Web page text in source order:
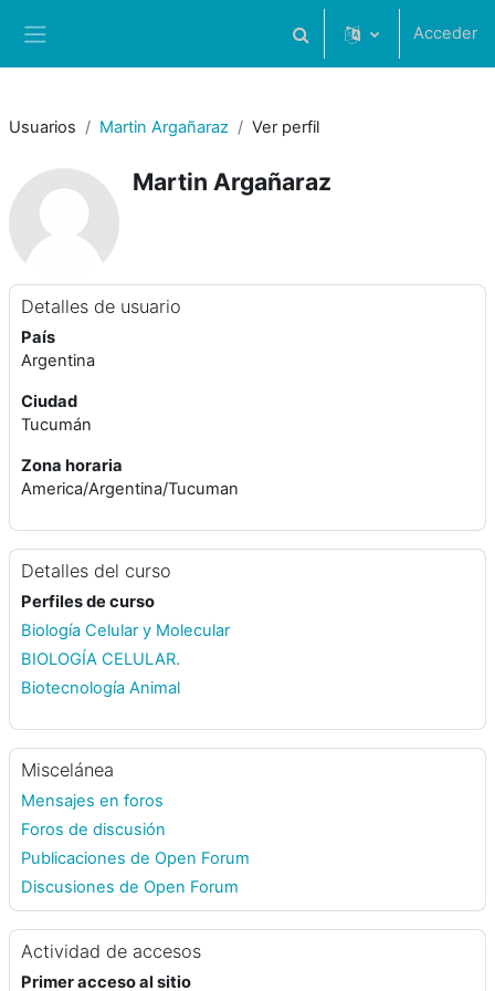
Selector de búsqueda de
Acceder
Usuarios Martin Argañaraz Ver perfil
Martin Argañaraz
Detalles de usuario
País
Argentina
Ciudad
Tucumán
Zona horaria
America/Argentina/Tucuman
Detalles del curso
Perfiles de curso
Biología Celular y Molecular
BIOLOGÍA CELULAR.
Biotecnología Animal
Miscelánea
Mensajes en foros
Foros de discusión
Publicaciones de Open Forum
Discusiones de Open Forum
Actividad de accesos
Primer acceso al sitio